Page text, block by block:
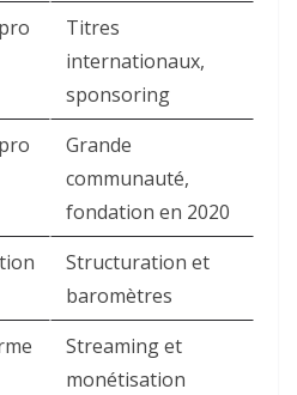
Titres
internationaux,
sponsoring
Grande
communauté,
fondation en 2020
Structuration et
baromètres
Streaming et
monétisation